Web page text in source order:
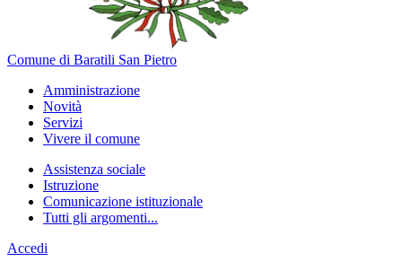
Comune di Baratili San Pietro
Amministrazione
Novità
Servizi
Vivere il comune
Assistenza sociale
Istruzione
Comunicazione istituzionale
Tutti gli argomenti...
Accedi